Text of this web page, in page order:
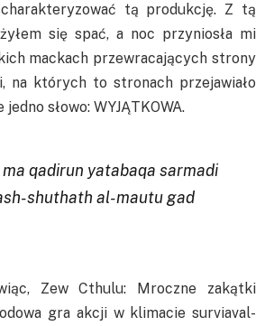
tą produkcję. Z tą
się spać, a noc przyniosła mi
mackach przewracających strony
na których to stronach przejawiało
słowo: WYJĄTKOWA.
qadirun yatabaqa sarmadi
shuthath al-mautu gad
Zew Cthulu: Mroczne zakątki
gra akcji w klimacie surviaval-